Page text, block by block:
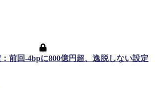
前回-4bpに800億円超、逸脱しない設定